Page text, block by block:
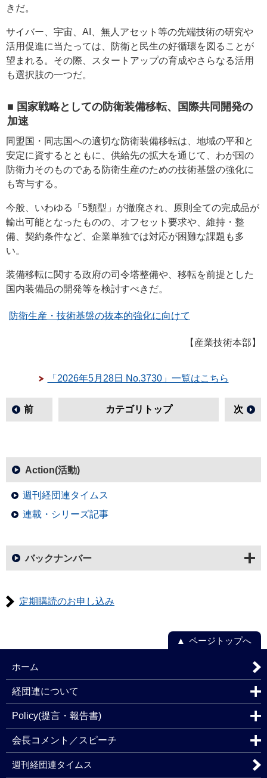
きだ。
サイバー、宇宙、AI、無人アセット等の先端技術の研究や
活用促進に当たっては、防衛と民生の好循環を図ることが
望まれる。その際、スタートアップの育成やさらなる活用
も選択肢の一つだ。
■ 国家戦略としての防衛装備移転、国際共同開発の
加速
同盟国・同志国への適切な防衛装備移転は、地域の平和と
安定に資するとともに、供給先の拡大を通じて、わが国の
防衛力そのものである防衛生産のための技術基盤の強化に
も寄与する。
今般、いわゆる「5類型」が撤廃され、原則全ての完成品が
輸出可能となったものの、オフセット要求や、維持・整
備、契約条件など、企業単独では対応が困難な課題も多
い。
装備移転に関する政府の司令塔整備や、移転を前提とした
国内装備品の開発等を検討すべきだ。
防衛生産・技術基盤の抜本的強化に向けて
【産業技術本部】
「2026年5月28日 No.3730」一覧はこちら
前 カテゴリトップ 次
Action(活動)
週刊経団連タイムス
連載・シリーズ記事
バックナンバー
定期購読のお申し込み
ページトップへ
ホーム
経団連について
Policy(提言・報告書)
会長コメント／スピーチ
週刊経団連タイムス